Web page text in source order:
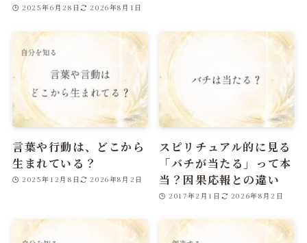
2025年6月28日 2026年8月1日
言葉や行動は、どこから
生まれている？
2025年12月8日 2026年8月2日
スピリチュアル的に見る
「バチが当たる」って本
当？因果応報との違い
2017年2月1日 2026年8月2日